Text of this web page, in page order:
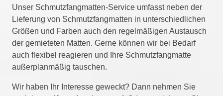
Unser Schmutzfangmatten-Service umfasst neben der
Lieferung von Schmutzfangmatten in unterschiedlichen
Größen und Farben auch den regelmäßigen Austausch
der gemieteten Matten. Gerne können wir bei Bedarf
auch flexibel reagieren und Ihre Schmutzfangmatte
außerplanmäßig tauschen.
Wir haben Ihr Interesse geweckt? Dann nehmen Sie